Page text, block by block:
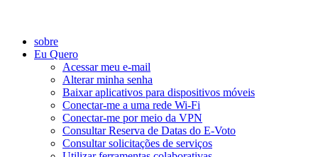
sobre
Eu Quero
Acessar meu e-mail
Alterar minha senha
Baixar aplicativos para dispositivos móveis
Conectar-me a uma rede Wi-Fi
Conectar-me por meio da VPN
Consultar Reserva de Datas do E-Voto
Consultar solicitações de serviços